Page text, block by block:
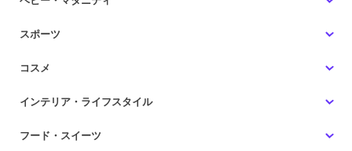
スポーツ
コスメ
インテリア・ライフスタイル
フード・スイーツ